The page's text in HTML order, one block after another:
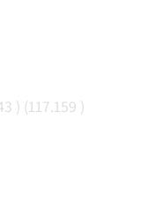
) (117.159 )